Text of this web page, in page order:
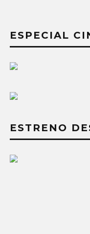
ESPECIAL
ESTRENO